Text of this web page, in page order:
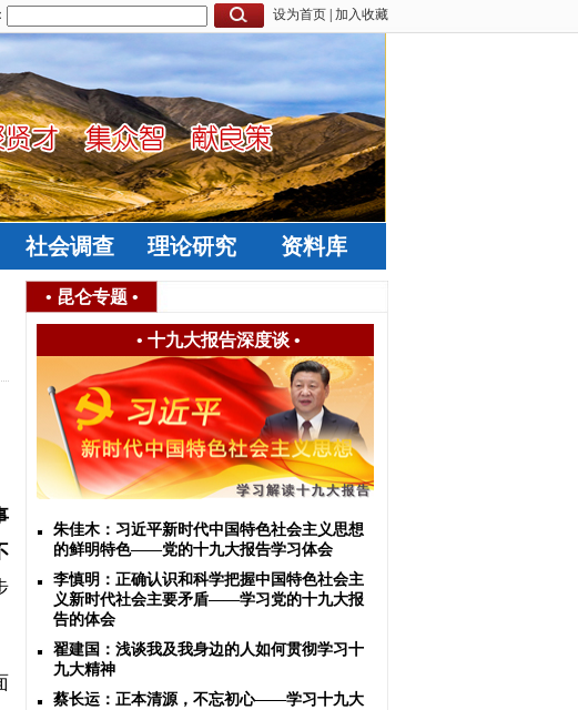
设为首页 加入收藏
社会调查 理论研究 资料库
• 昆仑专题 •
• 十九大报告深度谈•
朱佳木：习近平新时代中国特色社会主义思想
的鲜明特色——党的十九大报告学习体会
李慎明：正确认识和科学把握中国特色社会主
义新时代社会主要矛盾——学习党的十九大报
告的体会
翟建国：浅谈我及我身边的人如何贯彻学习十
九大精神
蔡长运：正本清源，不忘初心——学习十九大